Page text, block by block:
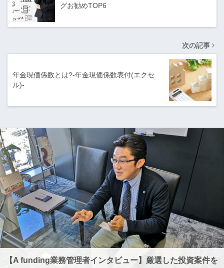
グお勧めTOP6
次の記事
年金現価係数とは?-年金現価係数表付(エクセ
ル)-
【A funding業務管理者インタビュー】厳選した投資案件を